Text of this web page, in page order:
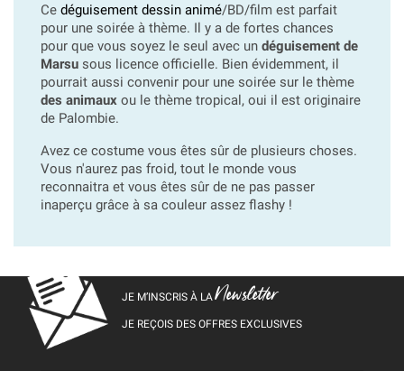
Ce déguisement dessin animé/BD/film est parfait
pour une soirée à thème. Il y a de fortes chances
pour que vous soyez le seul avec un déguisement de
Marsu sous licence officielle. Bien évidemment, il
pourrait aussi convenir pour une soirée sur le thème
des animaux ou le thème tropical, oui il est originaire
de Palombie.
Avez ce costume vous êtes sûr de plusieurs choses.
Vous n'aurez pas froid, tout le monde vous
reconnaitra et vous êtes sûr de ne pas passer
inaperçu grâce à sa couleur assez flashy !
JE M’INSCRIS À LANewsletter
JE REÇOIS DES OFFRES EXCLUSIVES